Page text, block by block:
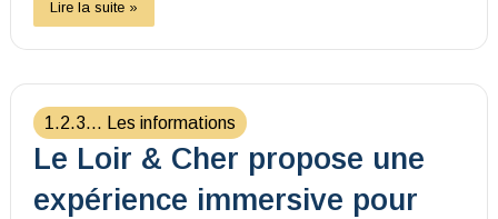
Lire la suite »
1.2.3... Les informations
Le Loir & Cher propose une
expérience immersive pour